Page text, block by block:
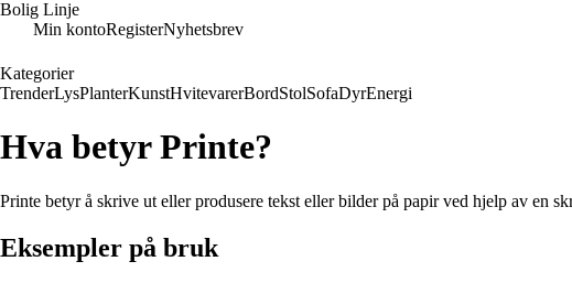
Bolig Linje
Min kontoRegisterNyhetsbrev
Kategorier
TrenderLysPlanterKunstHvitevarerBordStolSofaDyrEnergi
Hva betyr Printe?
Printe betyr å skrive ut eller produsere tekst eller bilder på papir ved hjelp av en
Eksempler på bruk